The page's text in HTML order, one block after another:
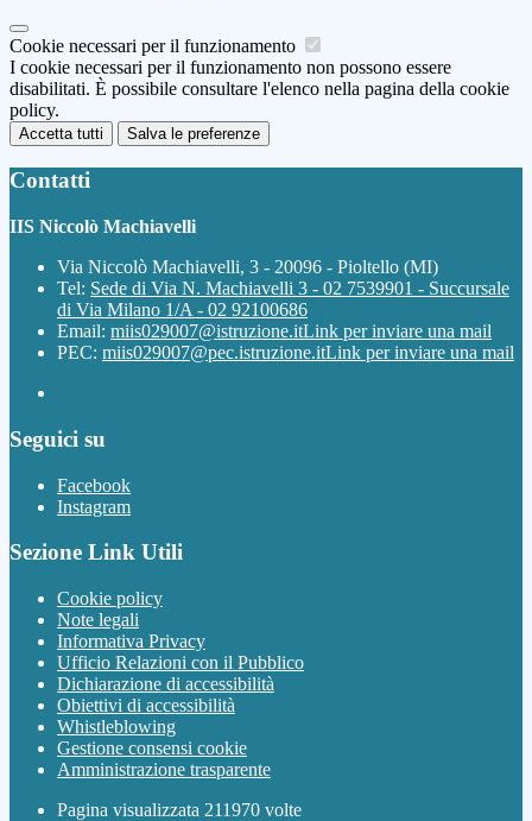
Cookie necessari per il funzionamento
I cookie necessari per il funzionamento non possono essere
disabilitati. È possibile consultare l'elenco nella pagina della cookie
policy.
Accetta tutti Salva le preferenze
Contatti
IIS Niccolò Machiavelli
Via Niccolò Machiavelli, 3 - 20096 - Pioltello (MI)
Tel: Sede di Via N. Machiavelli 3 - 02 7539901 - Succursale
di Via Milano 1/A - 02 92100686
Email: miis029007@istruzione.itLink per inviare una mail
PEC: miis029007@pec.istruzione.itLink per inviare una mail
Seguici su
Facebook
Instagram
Sezione Link Utili
Cookie policy
Note legali
Informativa Privacy
Ufficio Relazioni con il Pubblico
Dichiarazione di accessibilità
Obiettivi di accessibilità
Whistleblowing
Gestione consensi cookie
Amministrazione trasparente
Pagina visualizzata 211970 volte